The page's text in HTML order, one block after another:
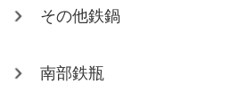
その他鉄鍋
南部鉄瓶